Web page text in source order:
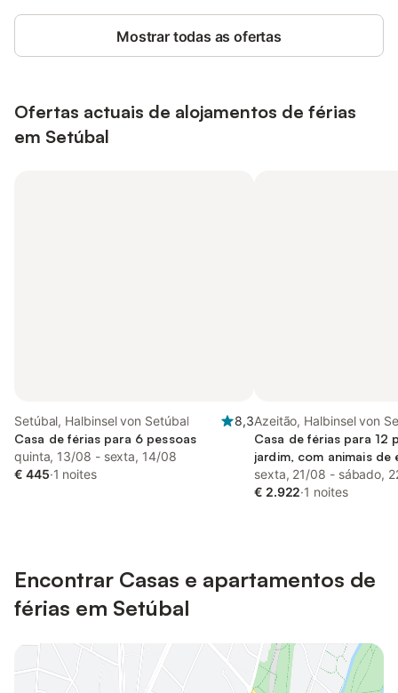
Mostrar todas as ofertas
Ofertas actuais de alojamentos de férias
em Setúbal
Setúbal, Halbinsel von Setúbal
8,3
Casa de férias para 6 pessoas
quinta, 13/08 - sexta, 14/08
€ 445·1 noites
Azeitão, Halbinsel von
Casa de férias para 12
jardim, com animais de
sexta, 21/08 - sábado,
€ 2.922·1 noites
Encontrar Casas e apartamentos de
férias em Setúbal